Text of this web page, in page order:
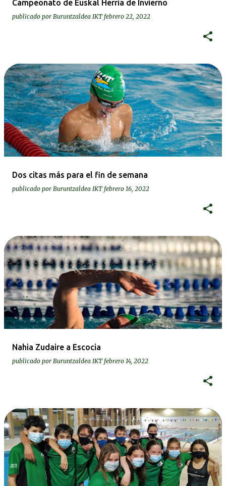
Campeonato de Euskal Herria de Invierno
publicado por Buruntzaldea IKT febrero 22, 2022
Dos citas más para el fin de semana
publicado por Buruntzaldea IKT febrero 16, 2022
Nahia Zudaire a Escocia
publicado por Buruntzaldea IKT febrero 14, 2022